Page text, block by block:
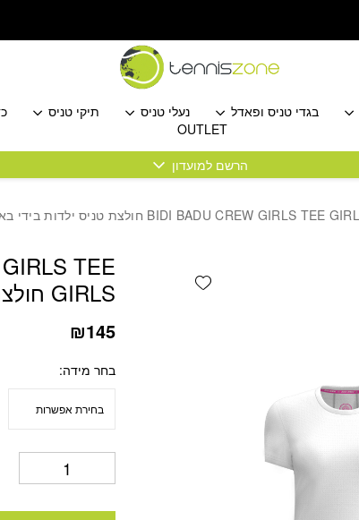
בגדי טניס ופאדל נעלי טניס תיקי טניס
OUTLET
הרשם למועדון
TEE
GIRLS חולצת טניס ילדות בידי באדו
₪145
בחר מידה
Add wishlist